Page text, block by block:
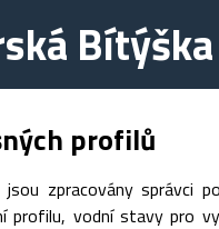
Bítýška
profilů
zpracovány správci
profilu, vodní stavy pro